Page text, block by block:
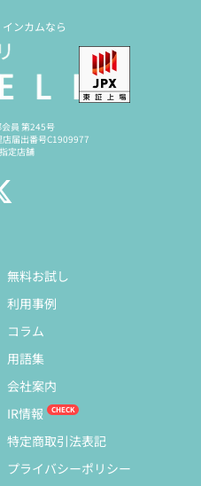
ンカムなら
員 第245号
届出番号C1909977
定店舗
無料お試し
利用事例
コラム
用語集
会社案内
IR情報
特定商取引法表記
プライバシーポリシー